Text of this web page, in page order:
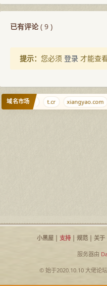
已有评论( 9 )
提示： 您必须 登录 才能查
域名市场
ikf.net t.cr xiangyao.com
小黑屋| 支持| 规范| 关于|
服务器由
© 始于2020.10.10 大佬论坛